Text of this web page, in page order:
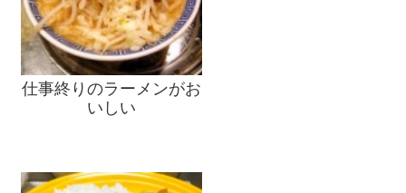
仕事終りのラーメンがお
いしい